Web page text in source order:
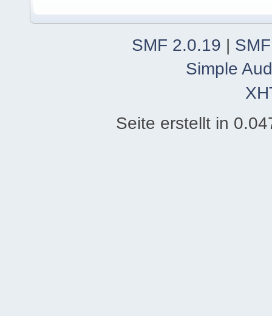
SMF 2.0.19 |
Simple
Seite erstellt in